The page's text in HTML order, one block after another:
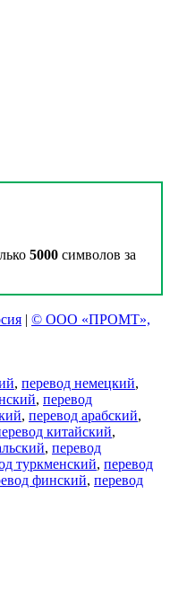
5000 символов за
| © ООО «ПРОМТ»,
, перевод немецкий,
, перевод
, перевод арабский,
китайский,
, перевод
туркменский, перевод
финский, перевод